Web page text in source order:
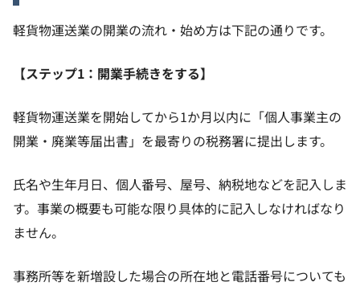
軽貨物運送業の開業の流れ・始め方は下記の通りです。
【ステップ1：開業手続きをする】
軽貨物運送業を開始してから1か月以内に「個人事業主の
開業・廃業等届出書」を最寄りの税務署に提出します。
氏名や生年月日、個人番号、屋号、納税地などを記入しま
す。事業の概要も可能な限り具体的に記入しなければなり
ません。
事務所等を新増設した場合の所在地と電話番号についても